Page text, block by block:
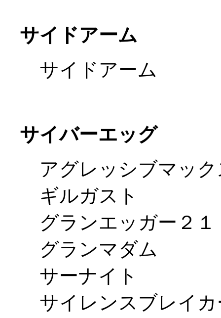
サイドアーム
サイドアーム
サイバーエッグ
アグレッシブマッ
ギルガスト
グランエッガー２１
グランマダム
サーナイト
サイレンスブレイカ